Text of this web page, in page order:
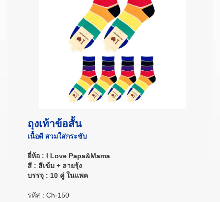
ถุงเท้าข้อสั้น
เนื้อดี สวมใส่กระชับ
ยี่ห้อ : I Love Papa&Mama
สี : สีเข้ม + ลายรุ้ง
บรรจุ : 10 คู่ ในแพค
รหัส : Ch-150